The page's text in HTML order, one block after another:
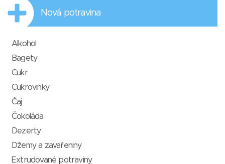
Nová potravina
Alkohol
Bagety
Cukr
Cukrovinky
Čaj
Čokoláda
Dezerty
Džemy a zavařeniny
Extrudované potraviny